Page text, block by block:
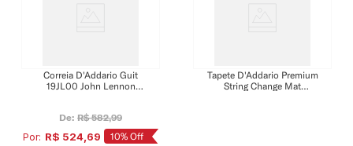
Correia D'Addario Guit
19JL00 John Lennon
De: R$ 582,99
Por: R$ 524, 69 10%Off
Tapete D'Addario Premium
String Change Mat